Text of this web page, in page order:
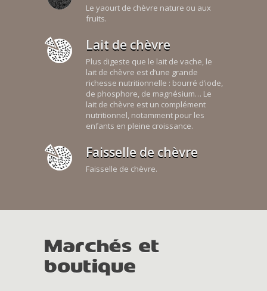
Le yaourt de chèvre nature ou aux
fruits.
Lait de chèvre
Plus digeste que le lait de vache, le
lait de chèvre est d’une grande
richesse nutritionnelle : bourré d’iode,
de phosphore, de magnésium… Le
lait de chèvre est un complément
nutritionnel, notamment pour les
enfants en pleine croissance.
Faisselle de chèvre
Faisselle de chèvre.
Marchés et
boutique